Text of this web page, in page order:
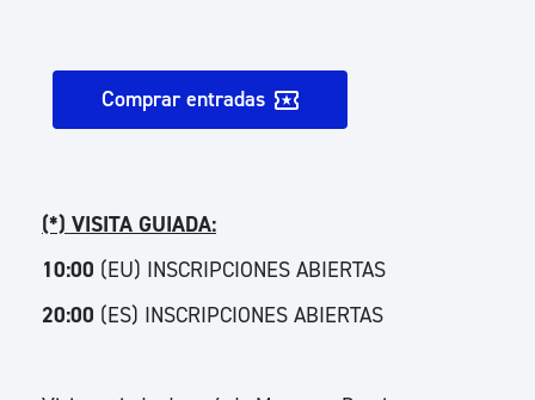
Comprar entradas
(*) VISITA GUIADA:
10:00 (EU) INSCRIPCIONES ABIERTAS
20:00 (ES) INSCRIPCIONES ABIERTAS